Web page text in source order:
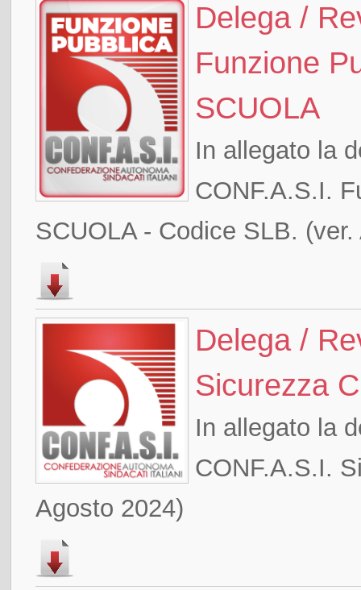
Delega /
Funzione
SCUOLA
In allegato la
CONF.A.S.I.
SCUOLA - Codice SLB.
Delega /
Sicurezza
In allegato la
CONF.A.S.I.
Agosto 2024)